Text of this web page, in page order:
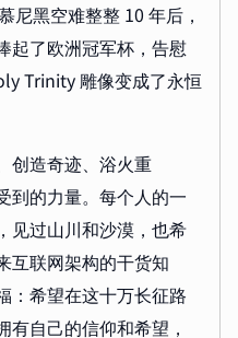
尼黑空难整整 10 年后，
起了欧洲冠军杯，告慰
Trinity 雕像变成了永恒
创造奇迹、浴火重
的力量。每个人的一
见过山川和沙漠，也希
互联网架构的干货知
：希望在这十万长征路
有自己的信仰和希望，